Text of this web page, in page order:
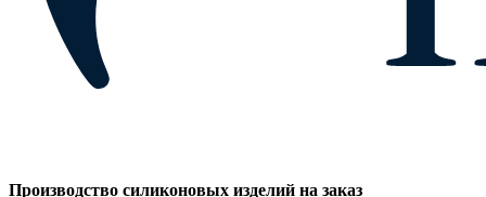
Производство силиконовых изделий на заказ